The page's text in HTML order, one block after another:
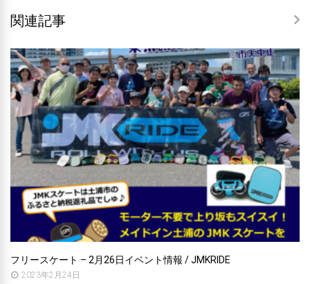
関連記事
フリースケート – 2月26日イベント情報 / JMKRIDE
2023年2月24日